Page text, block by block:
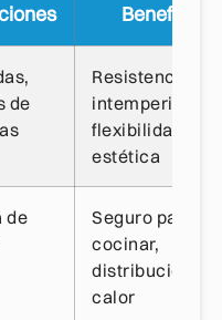
Beneficios
de
Resistencia a
intemperie,
flexibilidad
estética
de
Seguro para
cocinar,
distribución del
calor